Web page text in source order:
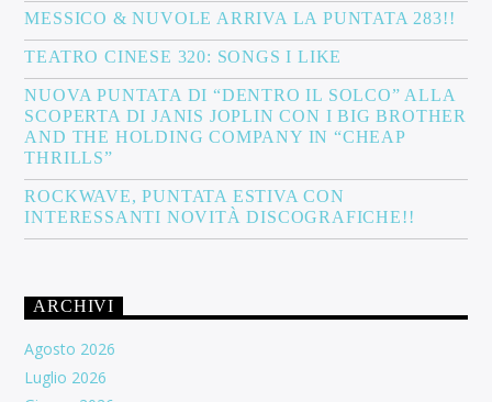
MESSICO & NUVOLE ARRIVA LA PUNTATA 283!!
TEATRO CINESE 320: SONGS I LIKE
NUOVA PUNTATA DI “DENTRO IL SOLCO” ALLA
SCOPERTA DI JANIS JOPLIN CON I BIG BROTHER
AND THE HOLDING COMPANY IN “CHEAP
THRILLS”
ROCKWAVE, PUNTATA ESTIVA CON
INTERESSANTI NOVITÀ DISCOGRAFICHE!!
ARCHIVI
Agosto 2026
Luglio 2026